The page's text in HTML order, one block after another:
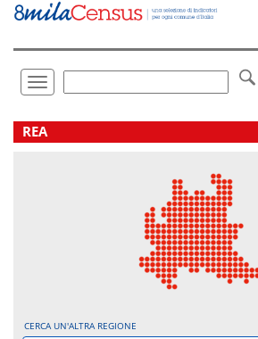
Vai
direttamente
Toggle
navigation
.
REA
CERCA UN'ALTRA REGIONE